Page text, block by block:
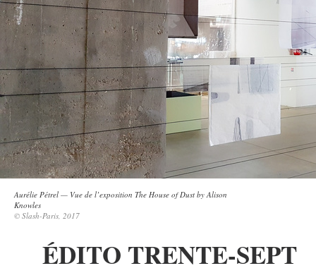
Aurélie Pétrel — Vue de l’exposition The House of Dust by Alison
Knowles
© Slash-Paris, 2017
ÉDITO TRENTE-SEPT